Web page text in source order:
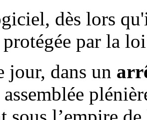
dès lors
par la
jour, dans un